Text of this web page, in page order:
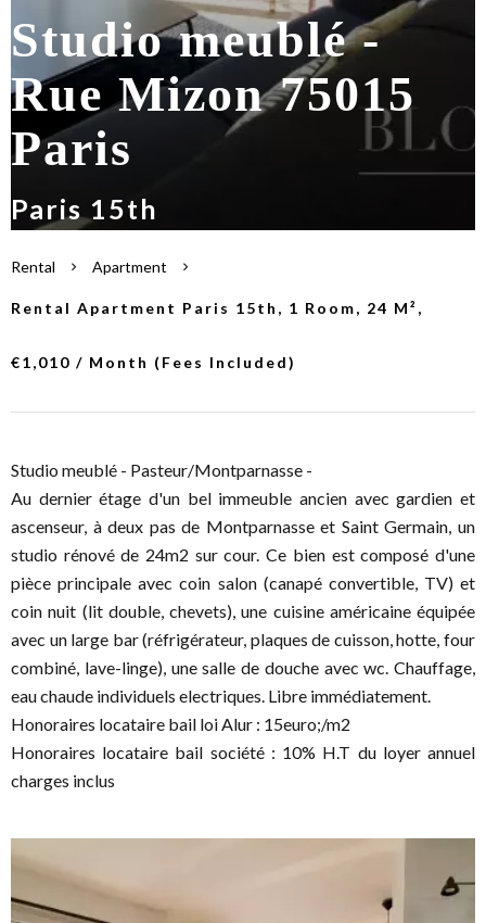
Studio meublé -
Rue Mizon 75015
Paris
Paris 15th
Rental Apartment
Rental Apartment Paris 15th, 1 Room, 24 M²,
€1,010 / Month (Fees Included)
Studio meublé - Pasteur/Montparnasse -
Au dernier étage d'un bel immeuble ancien avec gardien et
ascenseur, à deux pas de Montparnasse et Saint Germain, un
studio rénové de 24m2 sur cour. Ce bien est composé d'une
pièce principale avec coin salon (canapé convertible, TV) et
coin nuit (lit double, chevets), une cuisine américaine équipée
avec un large bar (réfrigérateur, plaques de cuisson, hotte, four
combiné, lave-linge), une salle de douche avec wc. Chauffage,
eau chaude individuels electriques. Libre immédiatement.
Honoraires locataire bail loi Alur : 15euro;/m2
Honoraires locataire bail société : 10% H.T du loyer annuel
charges inclus